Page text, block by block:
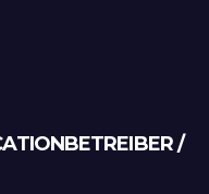
/